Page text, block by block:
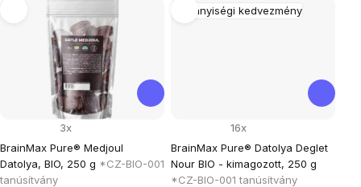
BrainMax Pure® Medjoul
Datolya, BIO, 250 g *CZ-BIO-001
tanúsítvány
3x
Mennyiségi kedvezmény
BrainMax Pure® Datolya Deglet
Nour BIO - kimagozott, 250 g
*CZ-BIO-001 tanúsítvány
16x